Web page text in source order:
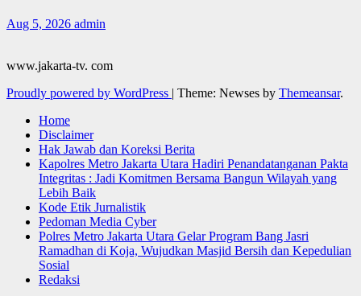
Aug 5, 2026 admin
www.jakarta-tv. com
Proudly powered by WordPress | Theme: Newses by Themeansar.
Home
Disclaimer
Hak Jawab dan Koreksi Berita
Kapolres Metro Jakarta Utara Hadiri Penandatanganan Pakta
Integritas : Jadi Komitmen Bersama Bangun Wilayah yang
Lebih Baik
Kode Etik Jurnalistik
Pedoman Media Cyber
Polres Metro Jakarta Utara Gelar Program Bang Jasri
Ramadhan di Koja, Wujudkan Masjid Bersih dan Kepedulian
Sosial
Redaksi